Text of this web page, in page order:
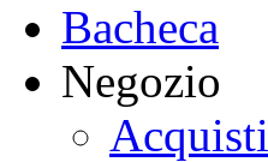
Bacheca
Negozio
Acquisti